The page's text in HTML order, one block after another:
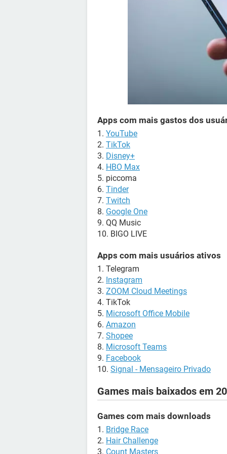
Apps com mais gastos dos
1. YouTube
2. TikTok
3. Disney+
4. HBO Max
5. piccoma
6. Tinder
7. Twitch
8. Google One
9. QQ Music
10. BIGO LIVE
Apps com mais usuários ativos
1. Telegram
2. Instagram
3. ZOOM Cloud Meetings
4. TikTok
5. Microsoft Office Mobile
6. Amazon
7. Shopee
8. Microsoft Teams
9. Facebook
10. Signal - Mensageiro Privado
Games mais baixados em
Games com mais downloads
1. Bridge Race
2. Hair Challenge
3. Count Masters